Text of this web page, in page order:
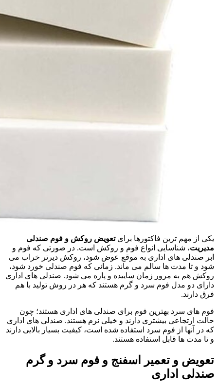
یکی از مهم ترین فاکتورها برایتعویض روکش و فوم صندلی
مدیریت، شناسایی انواع فوم و روکش است. در صورتی که فوم و
ابر صندلی های اداری به موقع عوض شود، روکش دیرتر خراب می
شود و تا مدت ها سالم می ماند. زمانی که فوم صندلی خورد شود،
روکش هم به مرور زمان ساییده و پاره می شود. صندلی های اداری
دارای دو مدل فوم سرد و گرم هستند که هر در روش تولید با هم
فرق دارند.
فوم های سرد بهترین فوم برای صندلی های اداری هستند؛ چون
حالت ارتجاعی بیشتری دارند و خیلی نرم هستند. صندلی های اداری
که در آنها از فوم سرد استفاده شده است، کیفیت بسیار بالایی دارند
و تا مدت ها قابل استفاده هستند.
تعویض و تعمیر اسفنج و فوم سرد و گرم
صندلی اداری